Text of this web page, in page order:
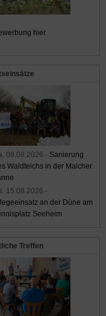
hier
08.08.2026 - Sanierung
Waldteichs in der Malcher
15.08.2026 -
an der Düne am
Seeheim
Treffen